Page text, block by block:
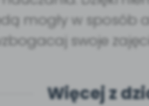
mogły w sposób
swoje
Więcej z